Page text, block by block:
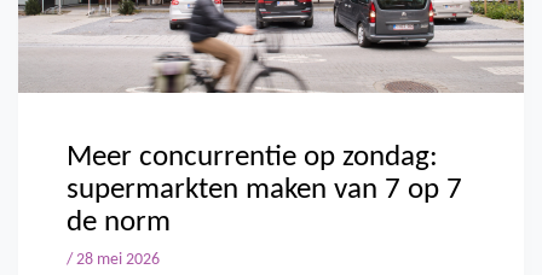
Meer concurrentie op zondag:
supermarkten maken van 7 op 7
de norm
/ 28 mei 2026